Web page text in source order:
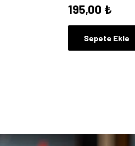
195,00 ₺
Sepete Ekle